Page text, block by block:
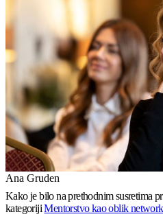
Ana Gruden
Kako je bilo na prethodnim susretima
kategorijiMentorstvo kao oblik